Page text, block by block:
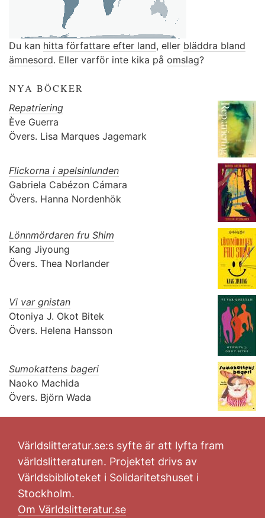
Du kan hitta författare efter land, eller bläddra bland
ämnesord. Eller varför inte kika på omslag?
NYA BÖCKER
Repatriering
Ève Guerra
Övers. Lisa Marques Jagemark
Flickorna i apelsinlunden
Gabriela Cabézon Cámara
Övers. Hanna Nordenhök
Lönnmördaren fru Shim
Kang Jiyoung
Övers. Thea Norlander
Vi var gnistan
Otoniya J. Okot Bitek
Övers. Helena Hansson
Sumokattens bageri
Naoko Machida
Övers. Björn Wada
Världslitteratur.se:s syfte är att lyfta fram
världslitteraturen. Projektet drivs av
Världsbiblioteket i Solidaritetshuset i
Stockholm.
Om Världslitteratur.se